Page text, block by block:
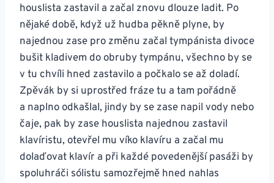
houslista zastavil a začal znovu dlouze ladit. Po
nějaké době, když už hudba pěkně plyne, by
najednou zase pro změnu začal tympánista divoce
bušit kladivem do obruby tympánu, všechno by se
v tu chvíli hned zastavilo a počkalo se až doladí.
Zpěvák by si uprostřed fráze tu a tam pořádně
a naplno odkašlal, jindy by se zase napil vody nebo
čaje, pak by zase houslista najednou zastavil
klavíristu, otevřel mu víko klavíru a začal mu
dolaďovat klavír a při každé povedenější pasáži by
spoluhráči sólistu samozřejmě hned nahlas